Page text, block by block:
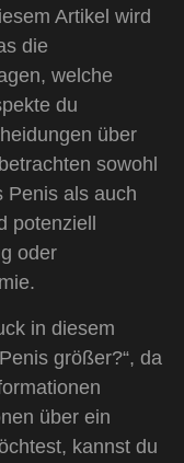
Artikel wird
die
welche
du
über
sowohl
Penis als auch
potenziell
oder
in diesem
größer?“, da
über ein
kannst du